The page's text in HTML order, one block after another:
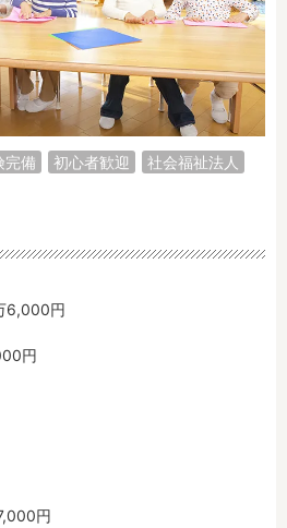
完備 初心者歓迎 社会福祉法人
6,000円
円
円
学童スタッフ
調理師
看護師
その他
事業所内保育所